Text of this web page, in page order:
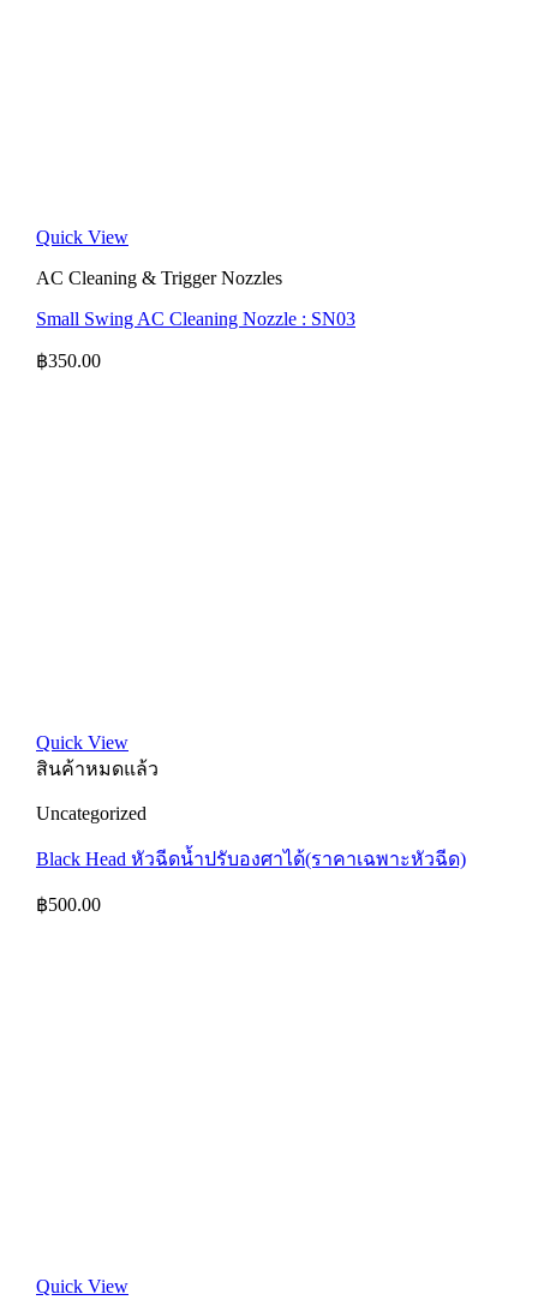
Quick View
AC Cleaning & Trigger Nozzles
Small Swing AC Cleaning Nozzle : SN03
฿350.00
Quick View
สินค้าหมดแล้ว
Uncategorized
Black Head หัวฉีดน้ำปรับองศาได้(ราคาเฉพาะหัวฉีด)
฿500.00
Quick View